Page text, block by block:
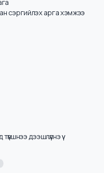
(SMS)
(EIA)
сэргийлэх арга хэмжээ